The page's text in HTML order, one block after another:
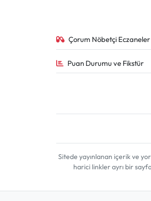
Çorum Nöbetçi Eczaneler
Puan Durumu ve Fikstür
Sitede yayınlanan içerik ve
harici linkler ayrı bir